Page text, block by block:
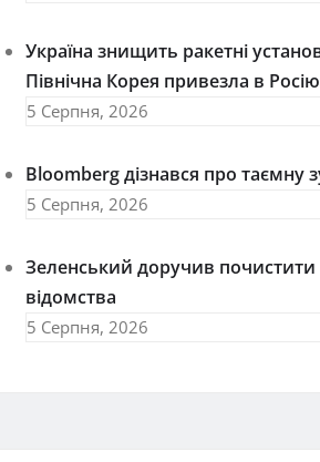
Україна знищить ракетні
Північна Корея привезла в Росію
5 Серпня, 2026
Bloomberg дізнався про таємну
5 Серпня, 2026
Зеленський доручив почистити
відомства
5 Серпня, 2026